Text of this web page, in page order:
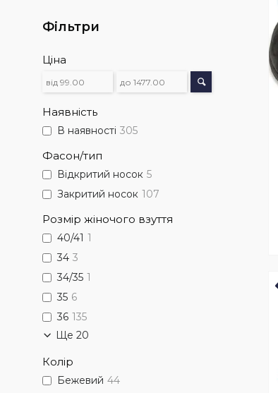
Фільтри
Ціна
Наявність
В наявності 305
Фасон/тип
Відкритий носок 5
Закритий носок 107
Розмір жіночого взуття
40/41 1
34 3
34/35 1
35 6
36 135
Ще 20
Колір
Бежевий 44